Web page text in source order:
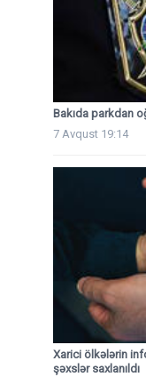
Bakıda parkdan
7 Avqust 19:14
Xarici ölkələrin
şəxslər saxlanıldı